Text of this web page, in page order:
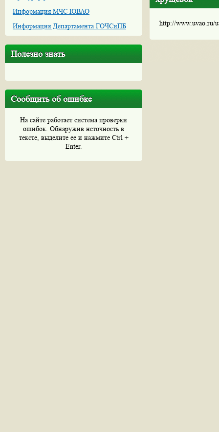
Информация МЧС ЮВАО
Информация Департамента ГОЧСиПБ
Полезно знать
Сообщить об ошибке
На сайте работает система проверки
ошибок. Обнаружив неточность в
тексте, выделите ее и нажмите Ctrl +
Enter.
http://www.uvao.ru/